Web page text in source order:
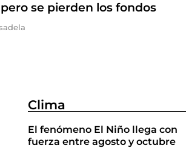
se pierden los fondos
Clima
El fenómeno El Niño llega con
fuerza entre agosto y octubre